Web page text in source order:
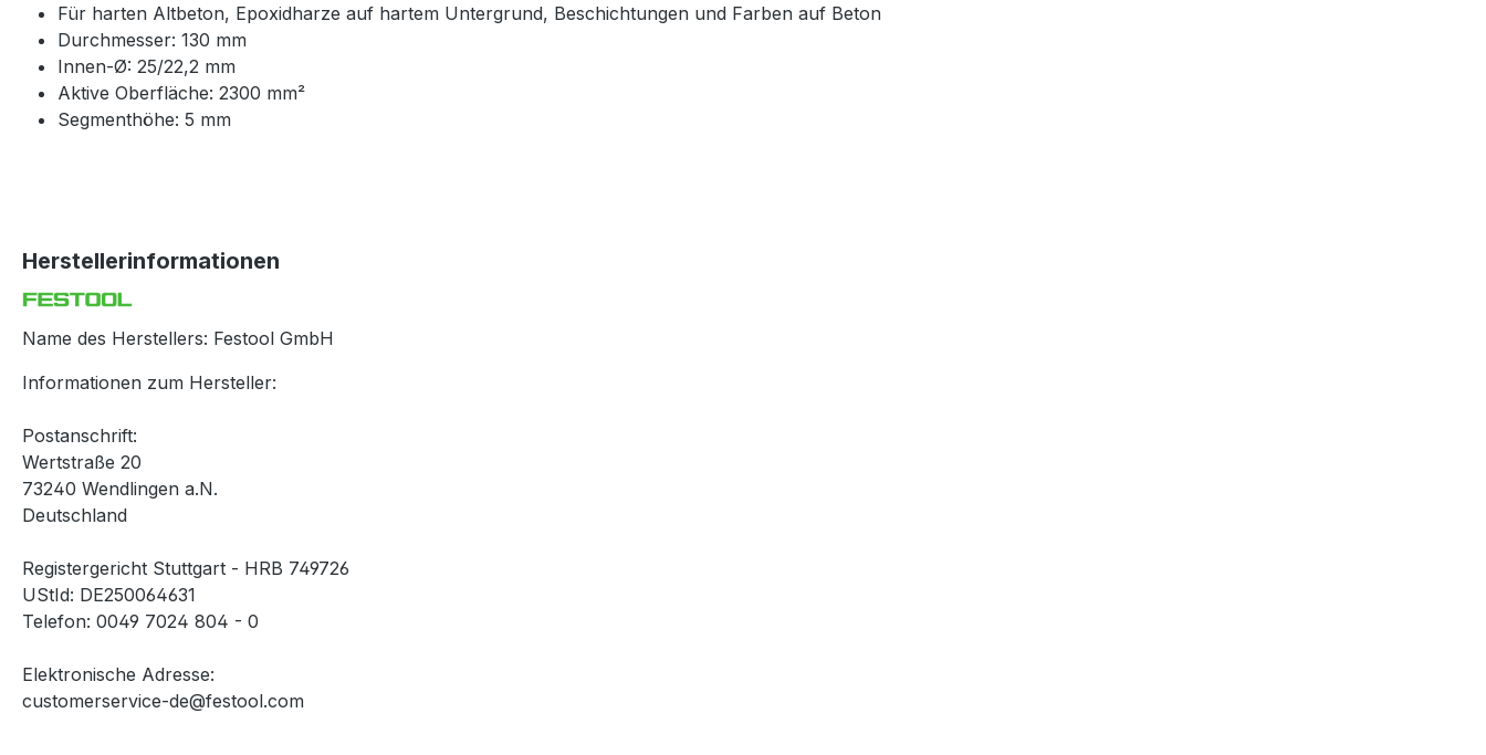
Für harten Altbeton, Epoxidharze auf hartem Untergrund, Beschichtungen und Farben auf Beton
Durchmesser: 130 mm
Innen-Ø: 25/22,2 mm
Aktive Oberfläche: 2300 mm²
Segmenthöhe: 5 mm
Herstellerinformationen
Name des Herstellers: Festool GmbH
Informationen zum Hersteller:
Postanschrift:
Wertstraße 20
73240 Wendlingen a.N.
Deutschland
Registergericht Stuttgart - HRB 749726
UStId: DE250064631
Telefon: 0049 7024 804 - 0
Elektronische Adresse:
customerservice-de@festool.com